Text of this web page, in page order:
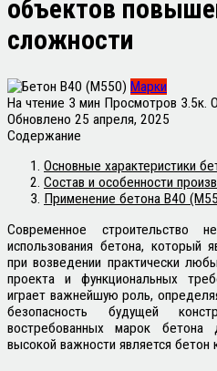
объектов
сложности
Марки
На чтение 3 мин Просмотров 3.5к.
Обновлено 25 апреля, 2025
Содержание
Основные характеристики
Состав и особенности
Применение бетона В40
Современное строительство
использования бетона, который
при возведении практически
проекта и функциональных
играет важнейшую роль,
безопасность будущей
востребованных марок бетона
высокой важности является